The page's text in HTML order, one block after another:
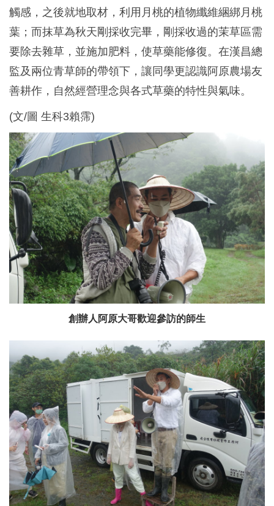
觸感，之後就地取材，利用月桃的植物纖維綑綁月桃
葉；而抹草為秋天剛採收完畢，剛採收過的茉草區需
要除去雜草，並施加肥料，使草藥能修復。在漢昌總
監及兩位青草師的帶領下，讓同學更認識阿原農場友
善耕作，自然經營理念與各式草藥的特性與氣味。
(文/圖 生科3賴霈)
創辦人阿原大哥歡迎參訪的師生